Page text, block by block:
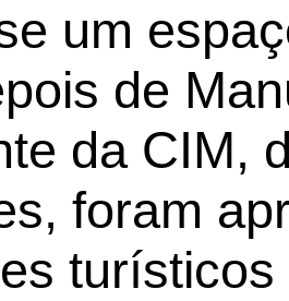
um
de
da CIM,
foram